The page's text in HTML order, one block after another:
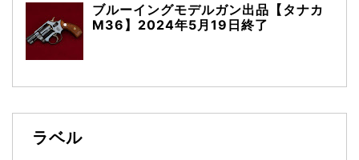
ブルーイングモデルガン出品【タナカ
M36】2024年5月19日終了
ラベル